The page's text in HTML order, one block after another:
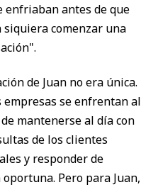
enfriaban antes de que
siquiera comenzar una
de Juan no era única.
empresas se enfrentan al
mantenerse al día con
de los clientes
y responder de
Pero para Juan,